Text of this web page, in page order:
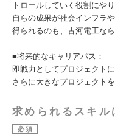
トロールしていく役割にや
自らの成果が社会インフラ
得られるのも、古河電工な
■将来的なキャリアパス：
即戦力としてプロジェクト
さらに大きなプロジェクト
求められるスキル
必須